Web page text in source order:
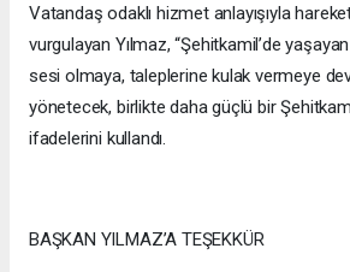
Vatandaş odaklı hizmet anlayışıyla
vurgulayan Yılmaz, “Şehitkamil’de
sesi olmaya, taleplerine kulak vermeye
yönetecek, birlikte daha güçlü bir
ifadelerini kullandı.
BAŞKAN YILMAZ’A TEŞEKKÜR